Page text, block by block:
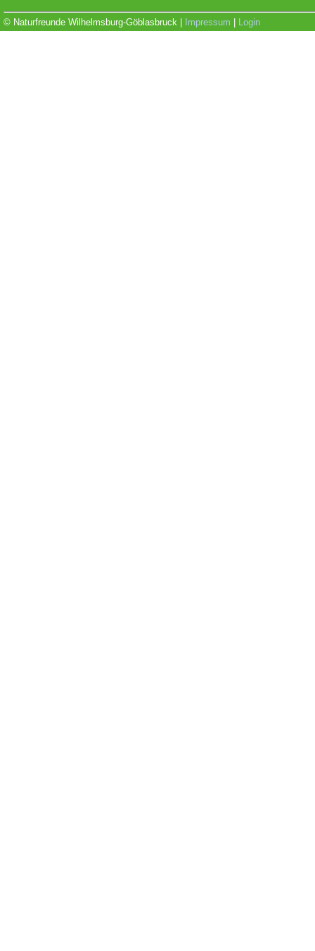
© Naturfreunde Wilhelmsburg-Göblasbruck | Impressum Login